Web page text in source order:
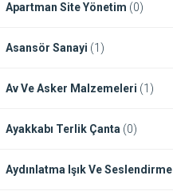
Apartman Site Yönetim (0)
Asansör Sanayi (1)
Av Ve Asker Malzemeleri (1)
Ayakkabı Terlik Çanta (0)
Aydınlatma Işık Ve Seslendirme